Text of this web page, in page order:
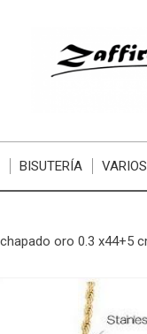
BISUTERÍA VARIOS
oro 0.3 x44+5